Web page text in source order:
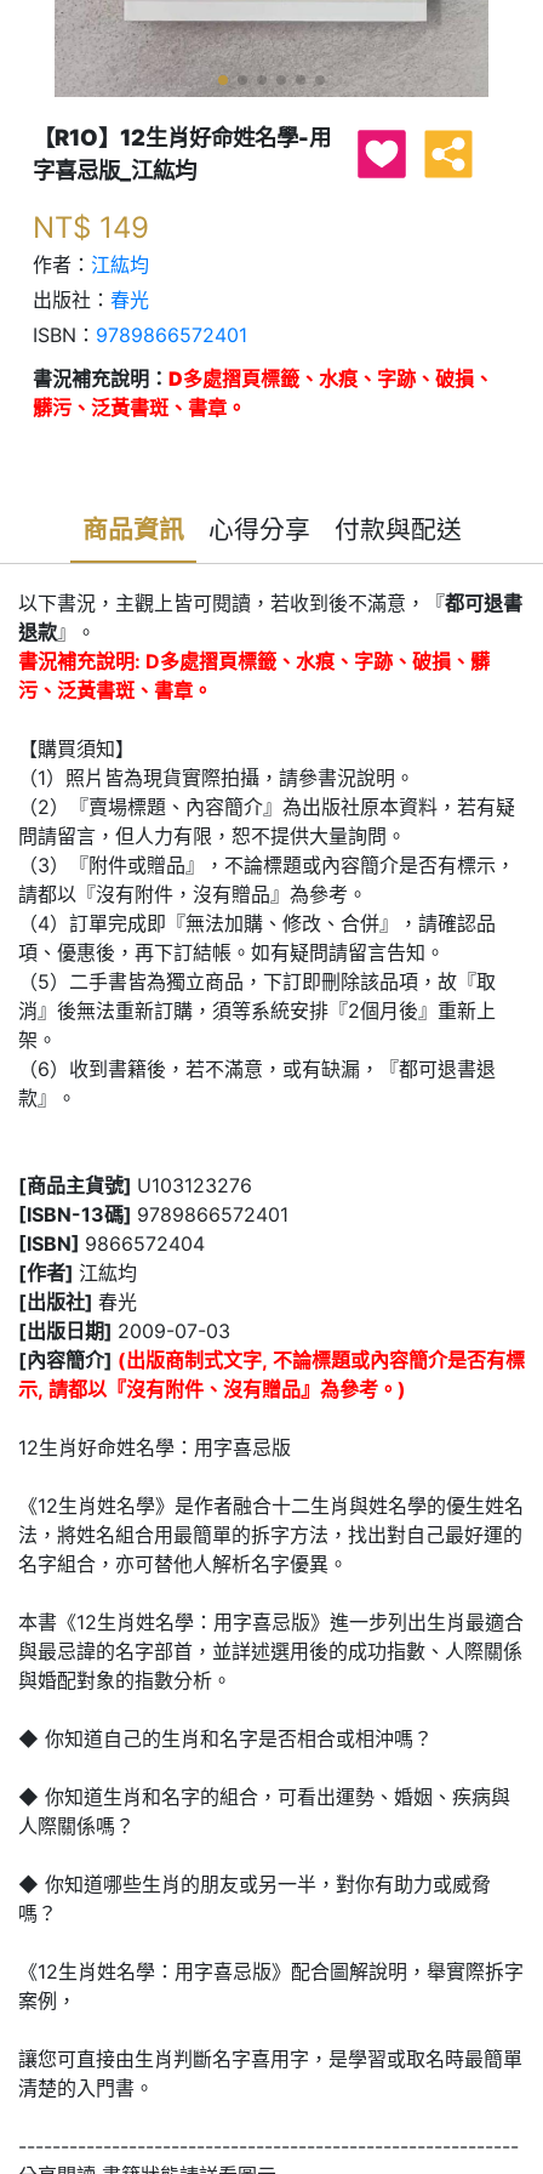
【R1O】12生肖好命姓名學-用
字喜忌版_江紘均
NT$ 149
作者： 江紘均
出版社： 春光
ISBN： 9789866572401
書況補充說明： D多處摺頁標籤、水痕、字跡、破損、
髒污、泛黃書斑、書章。
商品資訊 心得分享 付款與配送
以下書況，主觀上皆可閱讀，若收到後不滿意，『都可退書
退款』。
書況補充說明: D多處摺頁標籤、水痕、字跡、破損、髒
污、泛黃書斑、書章。
【購買須知】
（1）照片皆為現貨實際拍攝，請參書況說明。
（2）『賣場標題、內容簡介』為出版社原本資料，若有疑
問請留言，但人力有限，恕不提供大量詢問。
（3）『附件或贈品』，不論標題或內容簡介是否有標示，
請都以『沒有附件，沒有贈品』為參考。
（4）訂單完成即『無法加購、修改、合併』，請確認品
項、優惠後，再下訂結帳。如有疑問請留言告知。
（5）二手書皆為獨立商品，下訂即刪除該品項，故『取
消』後無法重新訂購，須等系統安排『2個月後』重新上
架。
（6）收到書籍後，若不滿意，或有缺漏，『都可退書退
款』。
[商品主貨號] U103123276
[ISBN-13碼] 9789866572401
[ISBN] 9866572404
[作者] 江紘均
[出版社] 春光
[出版日期] 2009-07-03
[內容簡介] (出版商制式文字, 不論標題或內容簡介是否有標
示, 請都以『沒有附件、沒有贈品』為參考。)
12生肖好命姓名學：用字喜忌版
《12生肖姓名學》是作者融合十二生肖與姓名學的優生姓名
法，將姓名組合用最簡單的拆字方法，找出對自己最好運的
名字組合，亦可替他人解析名字優異。
本書《12生肖姓名學：用字喜忌版》進一步列出生肖最適合
與最忌諱的名字部首，並詳述選用後的成功指數、人際關係
與婚配對象的指數分析。
◆ 你知道自己的生肖和名字是否相合或相沖嗎？
◆ 你知道生肖和名字的組合，可看出運勢、婚姻、疾病與
人際關係嗎？
◆ 你知道哪些生肖的朋友或另一半，對你有助力或威脅
嗎？
《12生肖姓名學：用字喜忌版》配合圖解說明，舉實際拆字
案例，
讓您可直接由生肖判斷名字喜用字，是學習或取名時最簡單
清楚的入門書。
-----------------------------------------------------------